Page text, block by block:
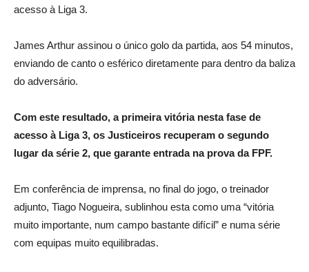
acesso à Liga 3.
James Arthur assinou o único golo da partida, aos 54 minutos,
enviando de canto o esférico diretamente para dentro da baliza
do adversário.
Com este resultado, a primeira vitória nesta fase de
acesso à Liga 3, os Justiceiros recuperam o segundo
lugar da série 2, que garante entrada na prova da FPF.
Em conferência de imprensa, no final do jogo, o treinador
adjunto, Tiago Nogueira, sublinhou esta como uma “vitória
muito importante, num campo bastante difícil” e numa série
com equipas muito equilibradas.